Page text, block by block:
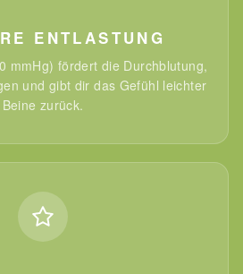
ENTLASTUNG
mmHg) fördert die Durchblutung,
und gibt dir das Gefühl leichter
Beine zurück.